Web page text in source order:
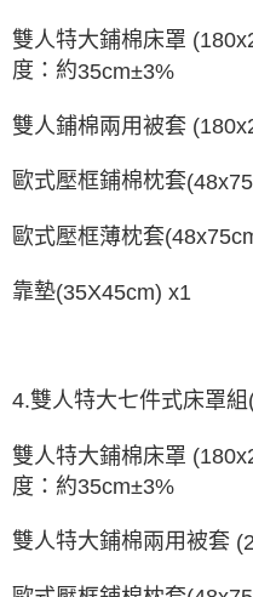
雙人特大鋪棉床罩
度：約35cm±3%
雙人鋪棉兩用被套
歐式壓框鋪棉枕套
歐式壓框薄枕套
靠墊(35X45cm) x1
4.雙人特大七件式床罩組
雙人特大鋪棉床罩
度：約35cm±3%
雙人特大鋪棉兩用被套